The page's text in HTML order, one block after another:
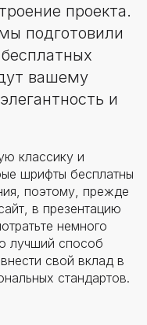
проекта.
подготовили
вашему
и
классику и
шрифты бесплатны
поэтому, прежде
в презентацию
немного
лучший способ
свой вклад в
стандартов.